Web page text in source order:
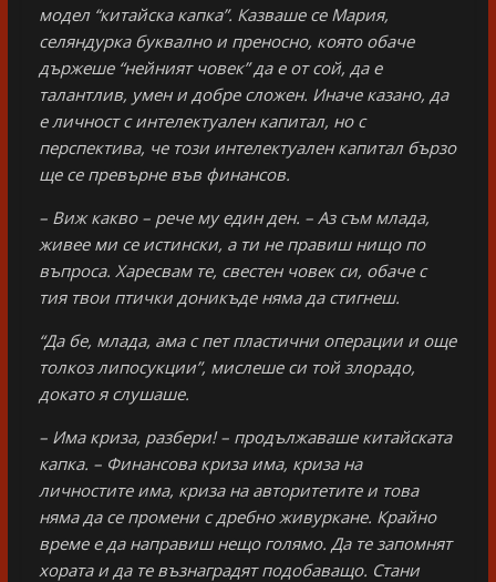
модел “китайска капка”. Казваше се Мария,
селяндурка буквално и преносно, която обаче
държеше “нейният човек” да е от сой, да е
талантлив, умен и добре сложен. Иначе казано, да
е личност с интелектуален капитал, но с
перспектива, че този интелектуален капитал бързо
ще се превърне във финансов.
– Виж какво – рече му един ден. – Аз съм млада,
живее ми се истински, а ти не правиш нищо по
въпроса. Харесвам те, свестен човек си, обаче с
тия твои птички доникъде няма да стигнеш.
“Да бе, млада, ама с пет пластични операции и още
толкоз липосукции”, мислеше си той злорадо,
докато я слушаше.
– Има криза, разбери! – продължаваше китайската
капка. – Финансова криза има, криза на
личностите има, криза на авторитетите и това
няма да се промени с дребно живуркане. Крайно
време е да направиш нещо голямо. Да те запомнят
хората и да те възнаградят подобаващо. Стани